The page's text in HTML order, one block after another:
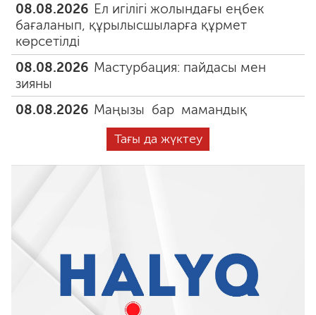
08.08.2026 Ел игілігі жолындағы еңбек
бағаланып, құрылысшыларға құрмет
көрсетілді
08.08.2026 Мастурбация: пайдасы мен
зияны
08.08.2026 Маңызы бар мамандық
Тағы да жүктеу